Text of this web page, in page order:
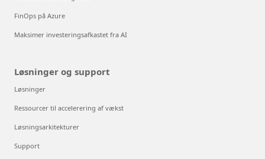
FinOps på Azure
Maksimer investeringsafkastet fra AI
Løsninger og support
Løsninger
Ressourcer til accelerering af vækst
Løsningsarkitekturer
Support